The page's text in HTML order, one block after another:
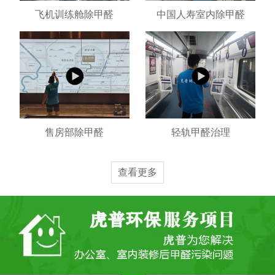
飞机训练舱除甲醛 中国人寿室内除甲醛
售房部除甲醛 轻轨甲醛治理
查看更多